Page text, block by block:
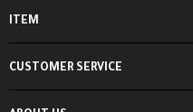
ITEM
CUSTOMER SERVICE